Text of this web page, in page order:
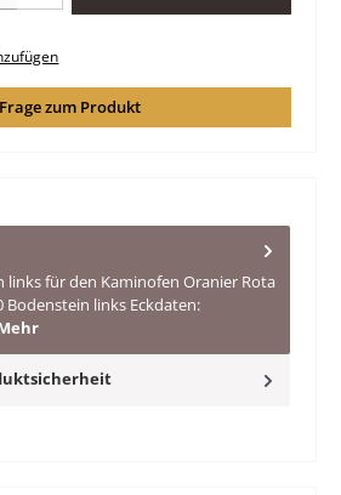
Frage zum Produkt
links für den Kaminofen Oranier Rota
Bodenstein links Eckdaten: